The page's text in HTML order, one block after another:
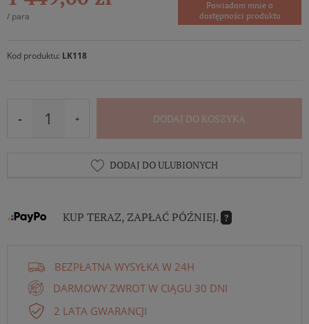
/ para
Powiadom mnie o
dostępności produktu
Kod produktu: LK118
DODAJ DO KOSZYKA
DODAJ DO ULUBIONYCH
KUP TERAZ, ZAPŁAĆ PÓŹNIEJ. ?
BEZPŁATNA WYSYŁKA W 24H
DARMOWY ZWROT W CIĄGU 30 DNI
2 LATA GWARANCJI